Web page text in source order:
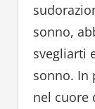
sonno,
svegliarti
sonno. In
nel cuore